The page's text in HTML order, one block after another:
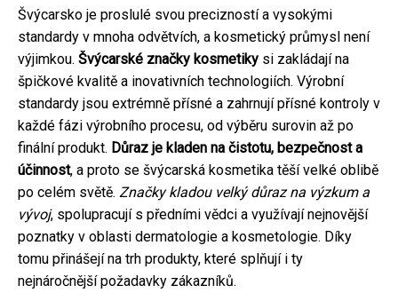
Švýcarsko je proslulé svou precizností a vysokými
standardy v mnoha odvětvích, a kosmetický průmysl není
výjimkou. Švýcarské značky kosmetiky si zakládají na
špičkové kvalitě a inovativních technologiích. Výrobní
standardy jsou extrémně přísné a zahrnují přísné kontroly v
každé fázi výrobního procesu, od výběru surovin až po
finální produkt. Důraz je kladen na čistotu, bezpečnost a
účinnost, a proto se švýcarská kosmetika těší velké oblibě
po celém světě. Značky kladou velký důraz na výzkum a
vývoj, spolupracují s předními vědci a využívají nejnovější
poznatky v oblasti dermatologie a kosmetologie. Díky
tomu přinášejí na trh produkty, které splňují i ty
nejnáročnější požadavky zákazníků.